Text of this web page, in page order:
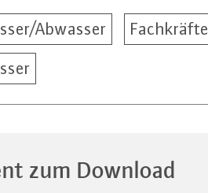
Abwasser Fachkräfte
zum Download